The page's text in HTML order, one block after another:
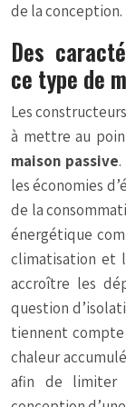
de la conception.
Des
ce type de
Les
à mettre au
maison passive
les économies
de la
énergétique
climatisation et
accroître les
question
tiennent
chaleur
afin de limiter